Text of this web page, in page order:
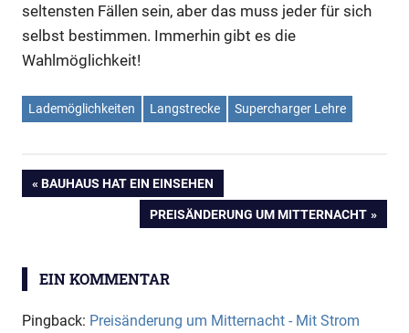
seltensten Fällen sein, aber das muss jeder für sich
selbst bestimmen. Immerhin gibt es die
Wahlmöglichkeit!
Lademöglichkeiten Langstrecke Supercharger Lehre
Beitragsnavigation
VORHERIGER
BAUHAUS HAT EIN EINSEHEN
NÄCHSTER
BEITRAG:
PREISÄNDERUNG UM MITTERNACHT
EIN KOMMENTAR
Pingback: Preisänderung um Mitternacht - Mit Strom